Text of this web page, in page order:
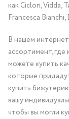
как Ciclon, Vidda,
Francesca
В нашем
ассортимент,
можете купить
которые
купить
вашу
чтобы вы могли